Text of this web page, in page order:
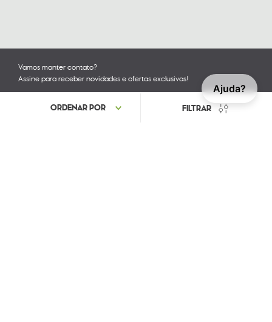
Ajuda?
Vamos manter contato?
Assine para receber novidades e ofertas exclusivas!